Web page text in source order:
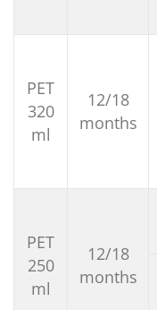
PET
320
ml
12/18
months
PET
250
ml
12/18
months